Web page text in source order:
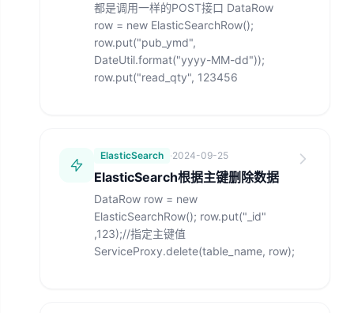
都是调用一样的POST接口 DataRow
row = new ElasticSearchRow();
row.put("pub_ymd",
DateUtil.format("yyyy-MM-dd"));
row.put("read_qty", 123456
ElasticSearch ·2024-09-25
ElasticSearch根据主键删除数据
DataRow row = new
ElasticSearchRow(); row.put("_id"
,123);//指定主键值
ServiceProxy.delete(table_name, row);